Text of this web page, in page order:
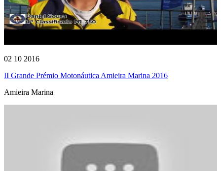
02 10 2016
II Grande Prémio Motonáutica Amieira Marina 2016
Amieira Marina